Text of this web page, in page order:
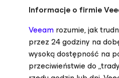
Informacje o firmie
Veeamrozumie, jak
przez 24 godziny na
wysoką dostępność na
przeciwieństwie do